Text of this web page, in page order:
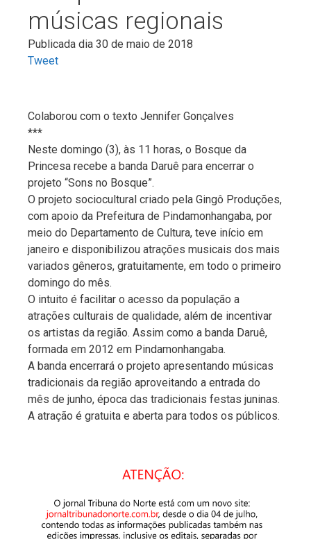
músicas regionais
Publicada dia 30 de maio de 2018
Tweet
Colaborou com o texto Jennifer Gonçalves
***
Neste domingo (3), às 11 horas, o Bosque da
Princesa recebe a banda Daruê para encerrar o
projeto “Sons no Bosque”.
O projeto sociocultural criado pela Gingô Produções,
com apoio da Prefeitura de Pindamonhangaba, por
meio do Departamento de Cultura, teve início em
janeiro e disponibilizou atrações musicais dos mais
variados gêneros, gratuitamente, em todo o primeiro
domingo do mês.
O intuito é facilitar o acesso da população a
atrações culturais de qualidade, além de incentivar
os artistas da região. Assim como a banda Daruê,
formada em 2012 em Pindamonhangaba.
A banda encerrará o projeto apresentando músicas
tradicionais da região aproveitando a entrada do
mês de junho, época das tradicionais festas juninas.
A atração é gratuita e aberta para todos os públicos.